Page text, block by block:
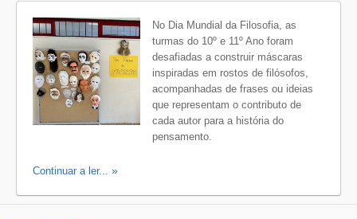
No Dia Mundial da Filosofia, as
turmas do 10º e 11º Ano foram
desafiadas a construir máscaras
inspiradas em rostos de filósofos,
acompanhadas de frases ou ideias
que representam o contributo de
cada autor para a história do
pensamento.
Continuar a ler...